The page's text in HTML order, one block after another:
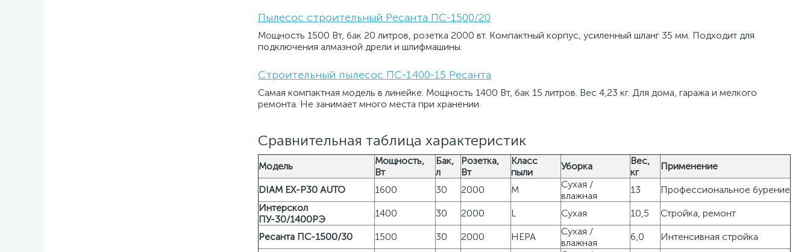
Пылесос строительный Ресанта ПС-1500/20
Мощность 1500 Вт, бак 20 литров, розетка 2000 вт. Компактный корпус, усиленный шланг 35 мм. Подходит для
подключения алмазной дрели и шлифмашины.
Строительный пылесос ПС-1400-15 Ресанта
Самая компактная модель в линейке. Мощность 1400 Вт, бак 15 литров. Вес 4,23 кг. Для дома, гаража и мелкого
ремонта. Не занимает много места при хранении.
Сравнительная таблица характеристик
Модель
Мощность,
Вт
Бак,
л
Розетка,
Вт
Класс
пыли
Уборка
Вес,
кг
Применение
DIAM EX-P30 AUTO 1600 30 2000 M
Сухая /
влажная
13
Профессиональное бурение
Интерскол
ПУ-30/1400РЭ
1400 30 2000 L Сухая 10,5 Стройка, ремонт
Ресанта ПС-1500/30 1500 30 2000 HEPA
Сухая /
влажная
6,0
Интенсивная стройка